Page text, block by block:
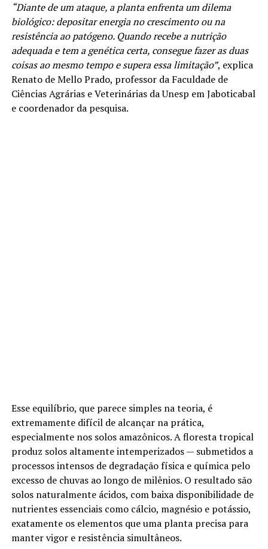
“Diante de um ataque, a planta enfrenta um dilema
biológico: depositar energia no crescimento ou na
resistência ao patógeno. Quando recebe a nutrição
adequada e tem a genética certa, consegue fazer as duas
coisas ao mesmo tempo e supera essa limitação”, explica
Renato de Mello Prado, professor da Faculdade de
Ciências Agrárias e Veterinárias da Unesp em Jaboticabal
e coordenador da pesquisa.
Esse equilíbrio, que parece simples na teoria, é
extremamente difícil de alcançar na prática,
especialmente nos solos amazônicos. A floresta tropical
produz solos altamente intemperizados — submetidos a
processos intensos de degradação física e química pelo
excesso de chuvas ao longo de milênios. O resultado são
solos naturalmente ácidos, com baixa disponibilidade de
nutrientes essenciais como cálcio, magnésio e potássio,
exatamente os elementos que uma planta precisa para
manter vigor e resistência simultâneos.